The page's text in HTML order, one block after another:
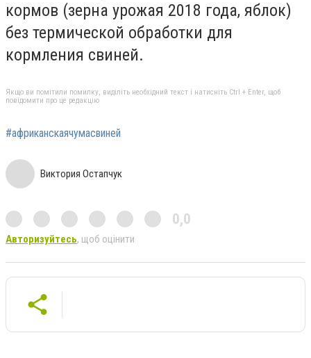
кормов (зерна урожая 2018 года, яблок)
без термической обработки для
кормления свиней.
Якщо ви помітили помилку, виділіть необхідний текст і натисніть Ctrl + Enter, щоб
повідомити про це редакцію
#африканскаячумасвиней
Виктория Остапчук
0,0
Авторизуйтесь, щоб оцінити